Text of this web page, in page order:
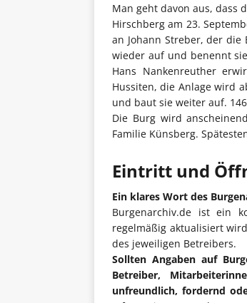
Man geht davon aus, dass
Hirschberg am 23.
an Johann Streber, der
wieder auf und benennt
Hans Nankenreuther
Hussiten, die Anlage wird
und baut sie weiter auf.
Die Burg wird
Familie Künsberg.
Eintritt und
Ein klares Wort des
Burgenarchiv.de ist ein
regelmäßig aktualisiert
des jeweiligen Betreibers.
Sollten Angaben auf
Betreiber,
unfreundlich, fordernd